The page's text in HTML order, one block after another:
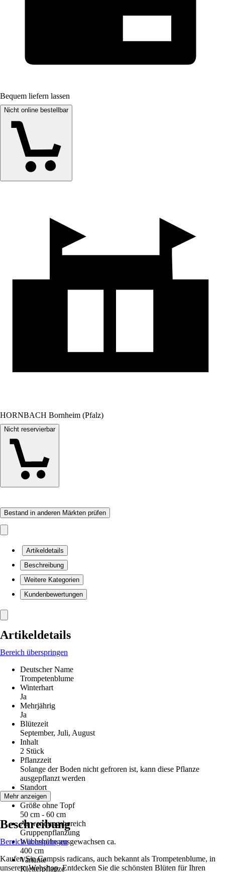
Bequem liefern lassen
Nicht online bestellbar
HORNBACH Bornheim (Pfalz)
Nicht reservierbar
Bestand in anderen Märkten prüfen
Artikeldetails
Beschreibung
Weitere Kategorien
Kundenbewertungen
Artikeldetails
Bereich überspringen
Deutscher Name
Trompetenblume
Winterhart
Ja
Mehrjährig
Ja
Blütezeit
September, Juli, August
Inhalt
2 Stück
Pflanzzeit
Solange der Boden nicht gefroren ist, kann diese Pflanze
ausgepflanzt werden
Standort
Sonne
Größe ohne Topf
50 cm - 60 cm
Anwendungsbereich
Gruppenpflanzung
Wuchshöhe ausgewachsen ca.
400 cm
Variante
Kletterpflanze
Mehr anzeigen
Beschreibung
Bereich überspringen
Kaufen Sie Campsis radicans, auch bekannt als Trompetenblume, in
unserem Webshop. Entdecken Sie die schönsten Blüten für Ihren